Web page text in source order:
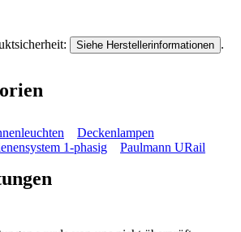
Siehe Herstellerinformationen .
Deckenlampen
1-phasig Paulmann URail